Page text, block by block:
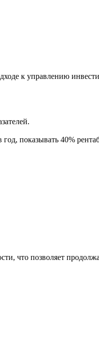
к управлению
показывать 40%
что позволяет